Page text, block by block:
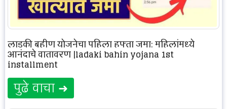
लाडकी बहीण योजनेचा पहिला हफ्ता जमा: महिलांमध्ये
आनंदाचे वातावरण |ladaki bahin yojana 1st
installment
पुढे वाचा ➜